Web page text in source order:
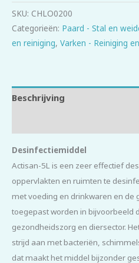
SKU: CHLO0200
Categorieën: Paard - Stal en
en reiniging, Varken - Reiniging
Beschrijving
Desinfectiemiddel
Actisan-5L is een zeer effectief
oppervlakten en ruimten te
met voeding en drinkwaren en de
toegepast worden in bijvoorbeeld
gezondheidszorg en diersector.
strijd aan met bacteriën,
dat maakt het middel bijzonder